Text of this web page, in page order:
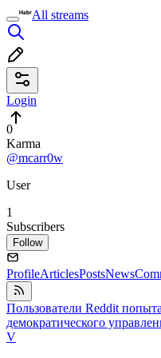
All streams
Login
0
Karma
@mcarr0w
User
1
Subscribers
Follow
ProfileArticlesPostsNews
Пользователи Reddit
демократического
V